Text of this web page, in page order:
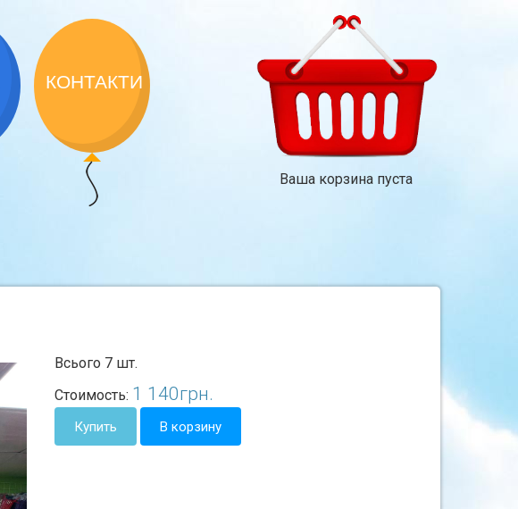
КОНТАКТИ
Ваша корзина пуста
Всього 7 шт.
Стоимость: 1 140грн.
Купить В корзину